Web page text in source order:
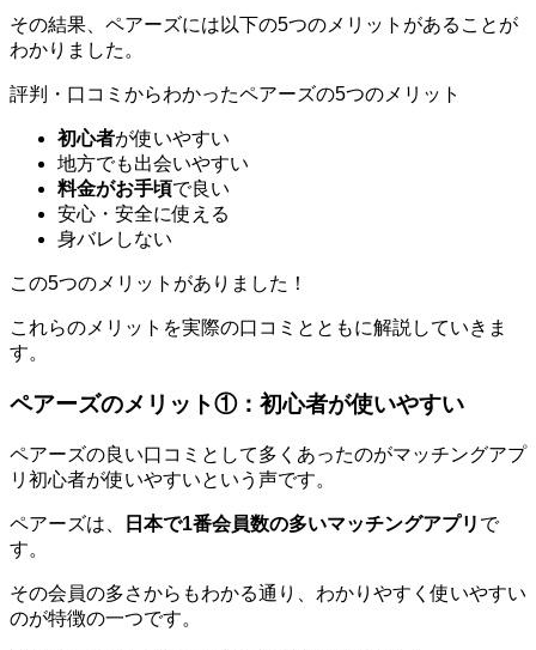
その結果、ペアーズには以下の5つのメリットがあることが
わかりました。
評判・口コミからわかったペアーズの5つのメリット
初心者が使いやすい
地方でも出会いやすい
料金がお手頃で良い
安心・安全に使える
身バレしない
この5つのメリットがありました！
これらのメリットを実際の口コミとともに解説していきま
す。
ペアーズのメリット①：初心者が使いやすい
ペアーズの良い口コミとして多くあったのがマッチングアプ
リ初心者が使いやすいという声です。
ペアーズは、 日本で1番会員数の多いマッチングアプリ で
す。
その会員の多さからもわかる通り、わかりやすく使いやすい
のが特徴の一つです。